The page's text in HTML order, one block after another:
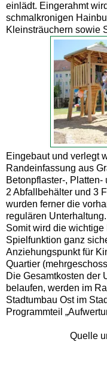
einlädt. Eingerahmt
schmalkronigen
Kleinsträuchern sowie
Eingebaut und verlegt
Randeinfassung aus
Betonpflaster-,
2 Abfallbehälter und 3
wurden ferner die
regulären Unterhaltung.
Somit wird die
Spielfunktion ganz
Anziehungspunkt für
Quartier
Die Gesamtkosten der
belaufen, werden im
Stadtumbau Ost im
Programmteil
Quelle